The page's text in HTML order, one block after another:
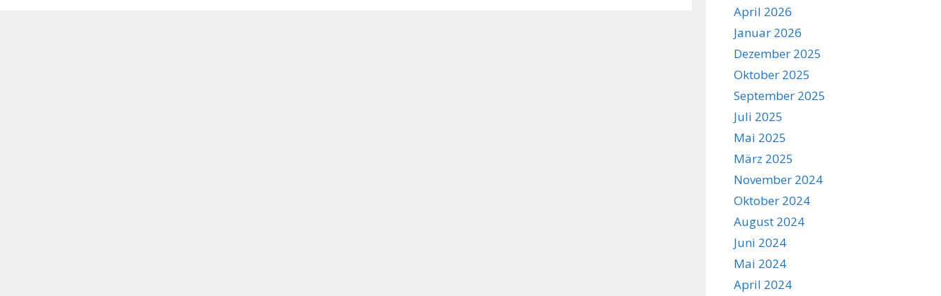
April 2026
Januar 2026
Dezember 2025
Oktober 2025
September 2025
Juli 2025
Mai 2025
März 2025
November 2024
Oktober 2024
August 2024
Juni 2024
Mai 2024
April 2024